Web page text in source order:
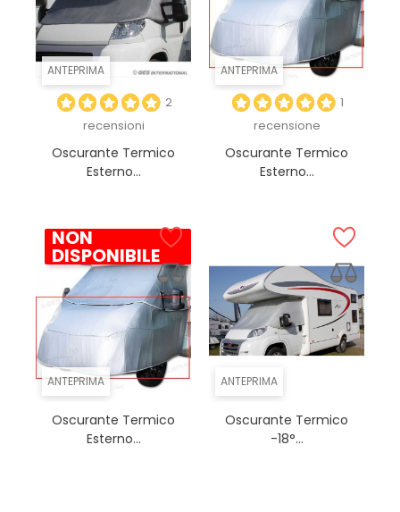
ANTEPRIMA
2
recensioni
Oscurante Termico
Esterno...
ANTEPRIMA
1
recensione
Oscurante Termico
Esterno...
ANTEPRIMA
NON
DISPONIBILE
Oscurante Termico
Esterno...
ANTEPRIMA
Oscurante Termico
-18°...